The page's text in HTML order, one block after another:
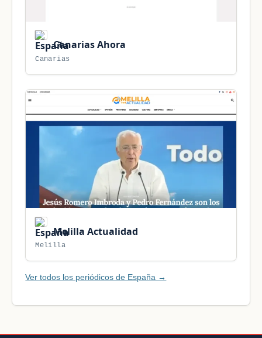
Canarias Ahora
Canarias
Melilla Actualidad
Melilla
Ver todos los periódicos de España →